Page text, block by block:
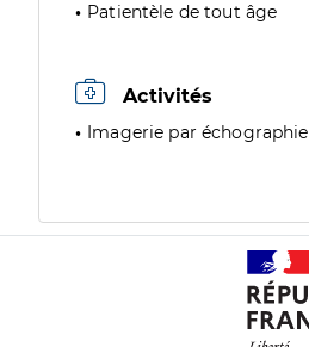
Patientèle de tout âge
Activités
Imagerie par échographie